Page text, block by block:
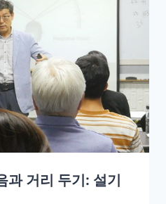
과 거리 두기: 설기